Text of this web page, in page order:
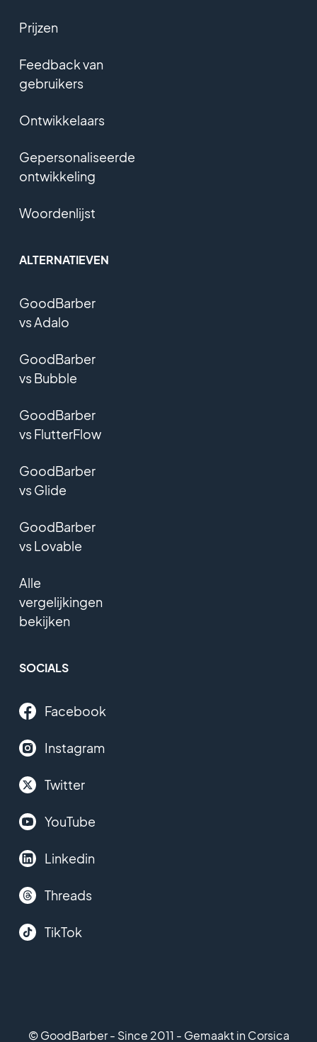
Prijzen
Feedback van
gebruikers
Ontwikkelaars
Gepersonaliseerde
ontwikkeling
Woordenlijst
ALTERNATIEVEN
GoodBarber
vs Adalo
GoodBarber
vs Bubble
GoodBarber
vs FlutterFlow
GoodBarber
vs Glide
GoodBarber
vs Lovable
Alle
vergelijkingen
bekijken
SOCIALS
Facebook
Instagram
Twitter
YouTube
Linkedin
Threads
TikTok
© GoodBarber - Since 2011 - Gemaakt in Corsica